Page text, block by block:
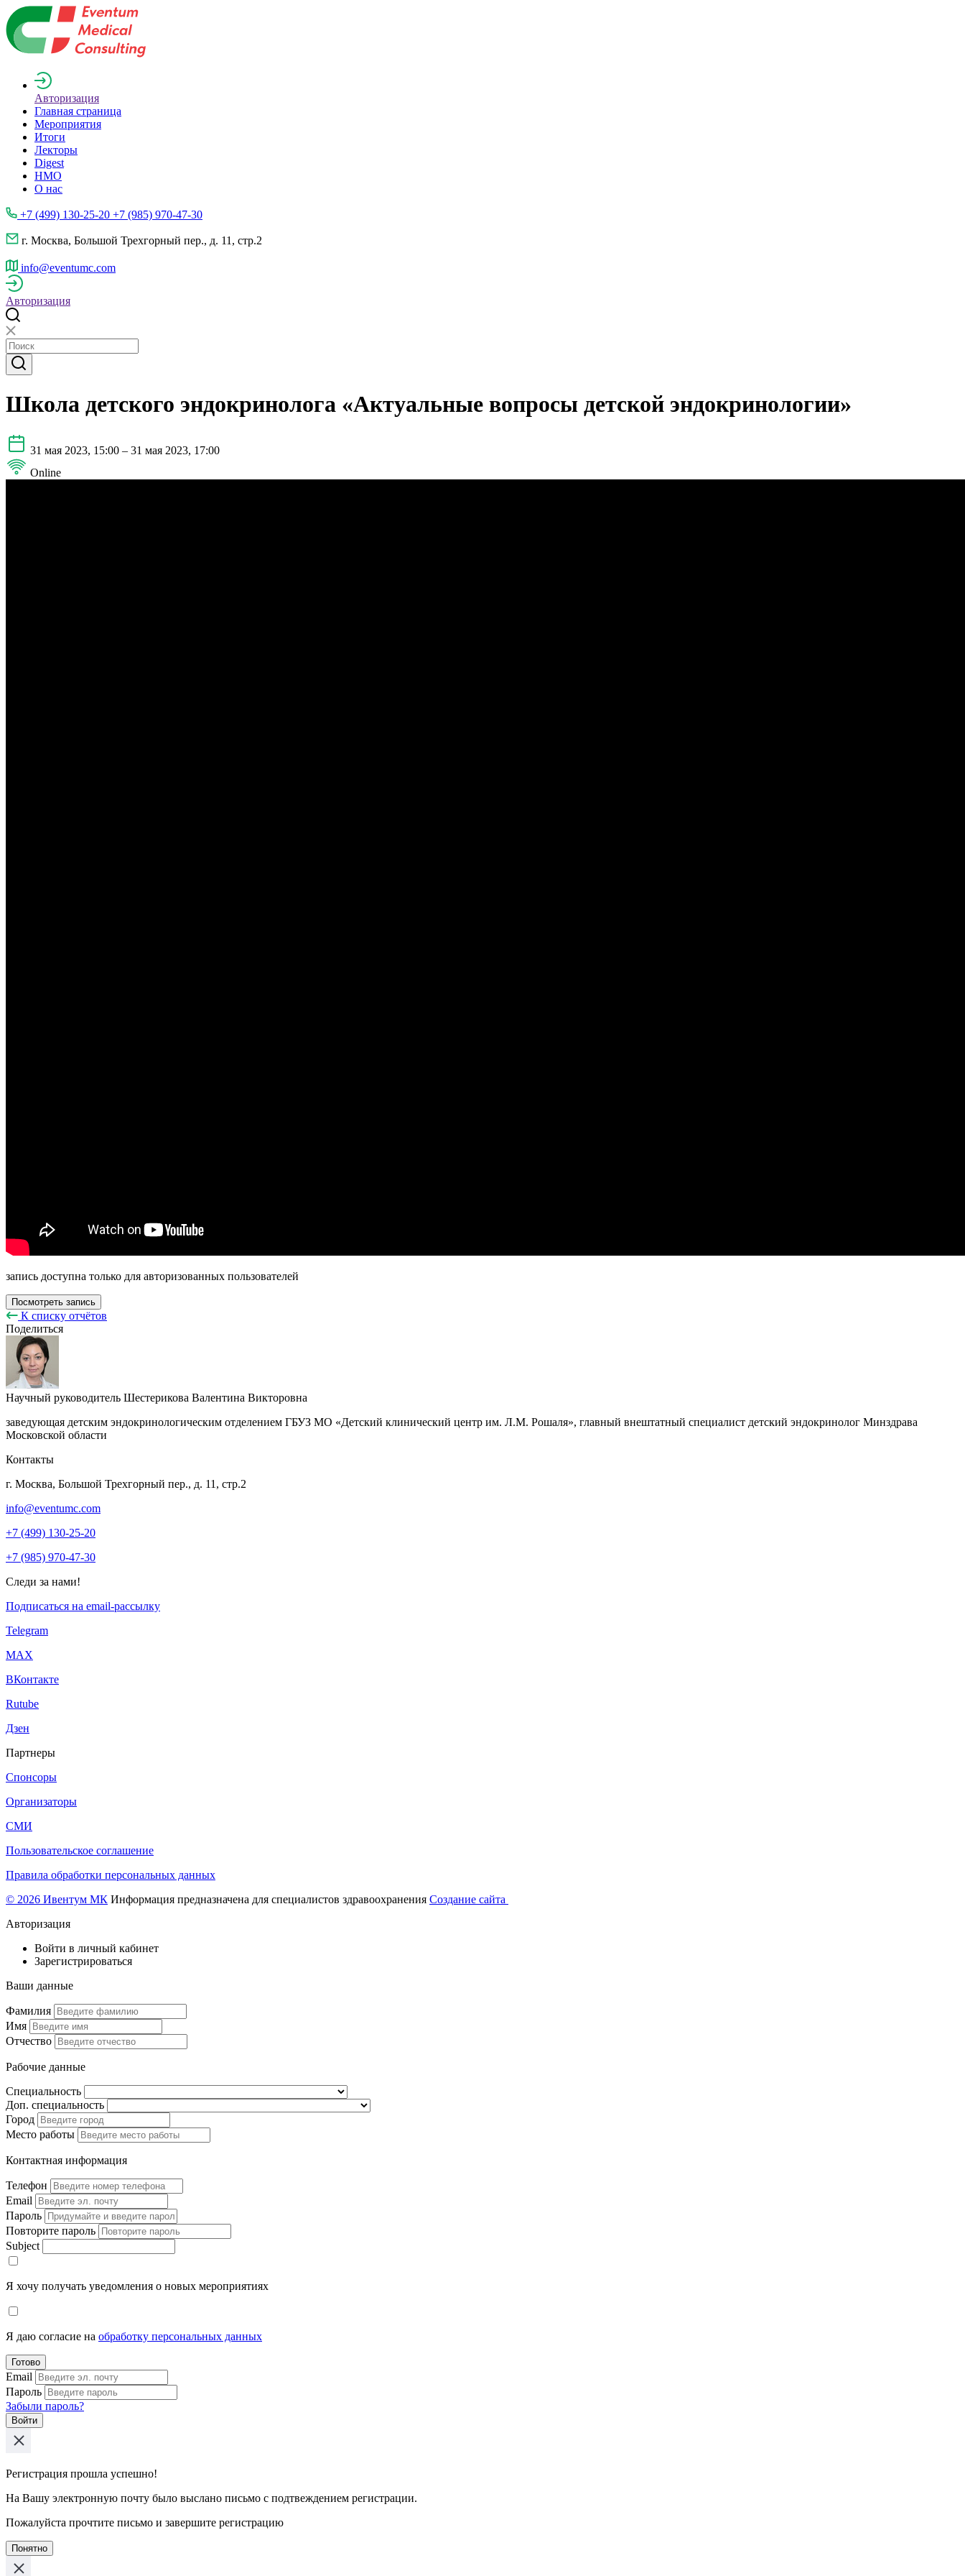
Авторизация
Главная страница
Мероприятия
Итоги
Лекторы
Digest
НМО
О нас
+7 (499) 130-25-20 +7 (985) 970-47-30
г. Москва, Большой Трехгорный пер., д. 11, стр.2
info@eventumc.com
Авторизация
Школа детского эндокринолога «Актуальные вопросы детской эндокринологии»
31 мая 2023, 15:00 – 31 мая 2023, 17:00
Online
запись доступна только для авторизованных пользователей
Посмотреть запись
К списку отчётов
Поделиться
Научный руководитель Шестерикова Валентина Викторовна
заведующая детским эндокринологическим отделением ГБУЗ МО «Детский клинический центр им. Л.М. Рошаля», главный внештатный специалист детский эндокринолог Минздрава
Московской области
Контакты
г. Москва, Большой Трехгорный пер., д. 11, стр.2
info@eventumc.com
+7 (499) 130-25-20
+7 (985) 970-47-30
Следи за нами!
Подписаться на email-рассылку
Telegram
МАХ
ВКонтакте
Rutube
Дзен
Партнеры
Спонсоры
Организаторы
СМИ
Пользовательское соглашение
Правила обработки персональных данных
© 2026 Ивентум МК Информация предназначена для специалистов здравоохранения Создание сайта
Авторизация
Войти в личный кабинет
Зарегистрироваться
Ваши данные
Фамилия
Имя
Отчество
Рабочие данные
Специальность
Доп. специальность
Город
Место работы
Контактная информация
Телефон
Email
Пароль
Повторите пароль
Subject
Я хочу получать уведомления о новых мероприятиях
Я даю согласие на обработку персональных данных
Готово
Email
Пароль
Забыли пароль?
Войти
Регистрация прошла успешно!
На Вашу электронную почту было выслано письмо с подтвеждением регистрации.
Пожалуйста прочтите письмо и завершите регистрацию
Понятно